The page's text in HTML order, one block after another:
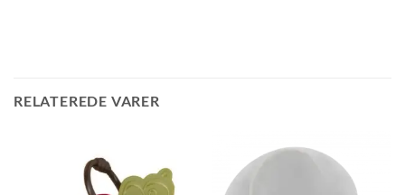
RELATEREDE VARER